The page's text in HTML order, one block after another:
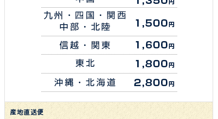
産地直送便